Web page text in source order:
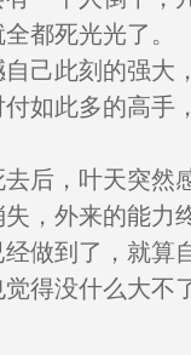
都死光光了。
己此刻的强大
如此多的高手
后，叶天突然
，外来的能力
做到了，就算
得没什么大不